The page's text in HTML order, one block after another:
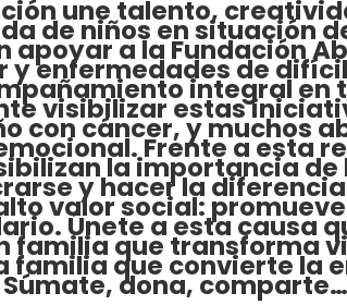
une talento,
de niños en situación
apoyar a la Fundación
y enfermedades de
integral en
visibilizar estas
con cáncer, y muchos
Frente a esta
la importancia
y hacer la
valor social:
Únete a esta causa
familia que transforma
familia que convierte la
dona,